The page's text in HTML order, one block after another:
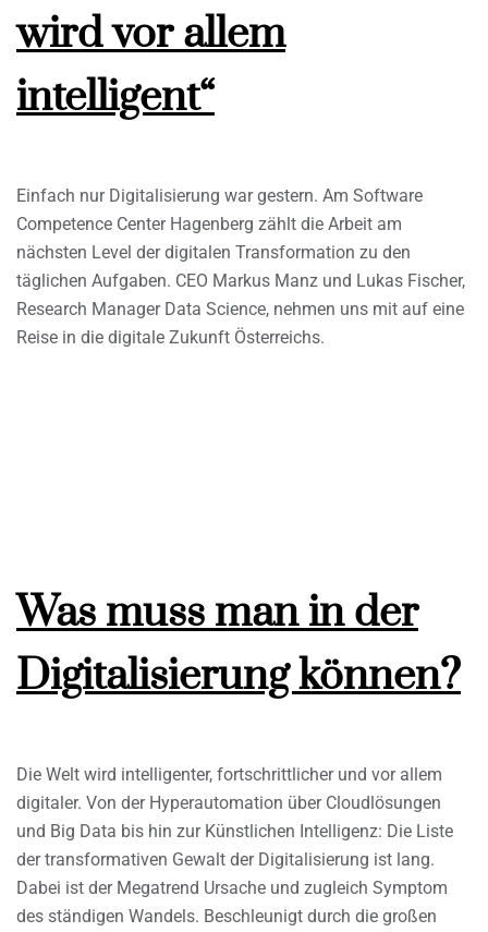
wird vor allem
intelligent“
Einfach nur Digitalisierung war gestern. Am Software
Competence Center Hagenberg zählt die Arbeit am
nächsten Level der digitalen Transformation zu den
täglichen Aufgaben. CEO Markus Manz und Lukas Fischer,
Research Manager Data Science, nehmen uns mit auf eine
Reise in die digitale Zukunft Österreichs.
Was muss man in der
Digitalisierung können?
Die Welt wird intelligenter, fortschrittlicher und vor allem
digitaler. Von der Hyperautomation über Cloudlösungen
und Big Data bis hin zur Künstlichen Intelligenz: Die Liste
der transformativen Gewalt der Digitalisierung ist lang.
Dabei ist der Megatrend Ursache und zugleich Symptom
des ständigen Wandels. Beschleunigt durch die großen